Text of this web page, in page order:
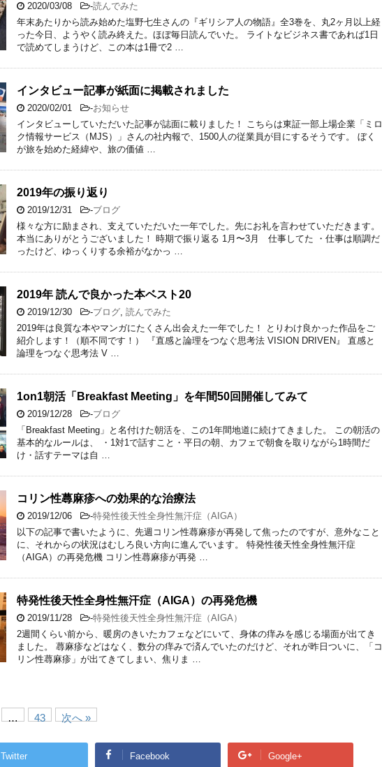
2020/03/08 -読んでみた
年末あたりから読み始めた塩野七生さんの『ギリシア人の物語』全3巻を、丸2ヶ月以上経
った今日、ようやく読み終えた。ほぼ毎日読んでいた。 ライトなビジネス書であれば1日
で読めてしまうけど、この本は1冊で2 …
インタビュー記事が紙面に掲載されました
2020/02/01 -お知らせ
インタビューしていただいた記事が誌面に載りました！‬ ‪こちらは東証一部上場企業「ミロ
ク情報サービス（MJS）」さんの社内報で、1500人の従業員が目にするそうです。 ぼく
が旅を始めた経緯や、旅の価値 …
2019年の振り返り
2019/12/31 -ブログ
様々な方に励まされ、支えていただいた一年でした。先にお礼を言わせていただきます。
本当にありがとうございました！ 時期で振り返る 1月〜3月 仕事してた ・仕事は順調だ
ったけど、ゆっくりする余裕がなかっ …
2019年 読んで良かった本ベスト20
2019/12/30 -ブログ, 読んでみた
2019年は良質な本やマンガにたくさん出会えた一年でした！ とりわけ良かった作品をご
紹介します！（順不同です！） 『直感と論理をつなぐ思考法 VISION DRIVEN』 直感と
論理をつなぐ思考法 V …
1on1朝活「Breakfast Meeting」を年間50回開催してみて
2019/12/28 -ブログ
「Breakfast Meeting」と名付けた朝活を、この1年間地道に続けてきました。 この朝活の
基本的なルールは、 ・1対1で話すこと・平日の朝、カフェで朝食を取りながら1時間だ
け・話すテーマは自 …
コリン性蕁麻疹への効果的な治療法
2019/12/06 -特発性後天性全身性無汗症（AIGA）
以下の記事で書いたように、先週コリン性蕁麻疹が再発して焦ったのですが、意外なこと
に、それからの状況はむしろ良い方向に進んでいます。 特発性後天性全身性無汗症
（AIGA）の再発危機 コリン性蕁麻疹が再発 …
特発性後天性全身性無汗症（AIGA）の再発危機
2019/11/28 -特発性後天性全身性無汗症（AIGA）
2週間くらい前から、暖房のきいたカフェなどにいて、身体の痒みを感じる場面が出てき
ました。 蕁麻疹などはなく、数分の痒みで済んでいたのだけど、それが昨日ついに、「コ
リン性蕁麻疹」が出てきてしまい、焦りま …
… 43 次へ »
Twitter Facebook Google+